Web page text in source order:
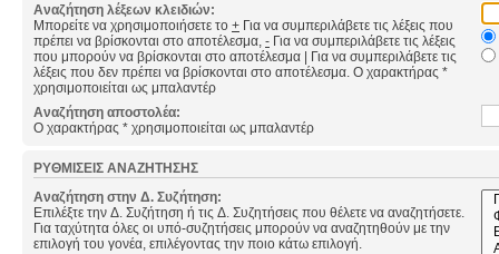
Αναζήτηση λέξεων κλειδιών:
Μπορείτε να χρησιμοποιήσετε το + Για να συμπεριλάβετε τις λέξεις που
πρέπει να βρίσκονται στο αποτέλεσμα, - Για να συμπεριλάβετε τις λέξεις
που μπορούν να βρίσκονται στο αποτέλεσμα | Για να συμπεριλάβετε τις
λέξεις που δεν πρέπει να βρίσκονται στο αποτέλεσμα. Ο χαρακτήρας *
χρησιμοποιείται ως μπαλαντέρ
Αναζήτηση αποστολέα:
Ο χαρακτήρας * χρησιμοποιείται ως μπαλαντέρ
ΡΥΘΜΊΣΕΙΣ ΑΝΑΖΉΤΗΣΗΣ
Αναζήτηση στην Δ. Συζήτηση:
Επιλέξτε την Δ. Συζήτηση ή τις Δ. Συζητήσεις που θέλετε να αναζητήσετε.
Για ταχύτητα όλες οι υπό-συζητήσεις μπορούν να αναζητηθούν με την
επιλογή του γονέα, επιλέγοντας την ποιο κάτω επιλογή.